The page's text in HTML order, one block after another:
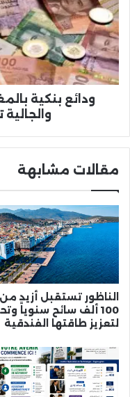
تتجاوز
1383
مليار
درهم
والجالية
تساهم
والجالية
مقالات مشابهة
الناظور تستقبل أزيد من
100 ألف سائح سنوياً
لتعزيز طاقتها الفندقية